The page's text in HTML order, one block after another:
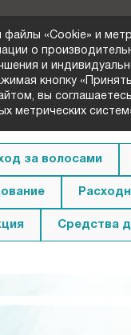
33-00
за волосами
Средства
файлы «Cookie» и
о
и
кнопку
вы
метрических